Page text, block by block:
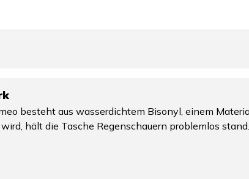
besteht aus wasserdichtem Bisonyl, einem
hält die Tasche Regenschauern problemlos